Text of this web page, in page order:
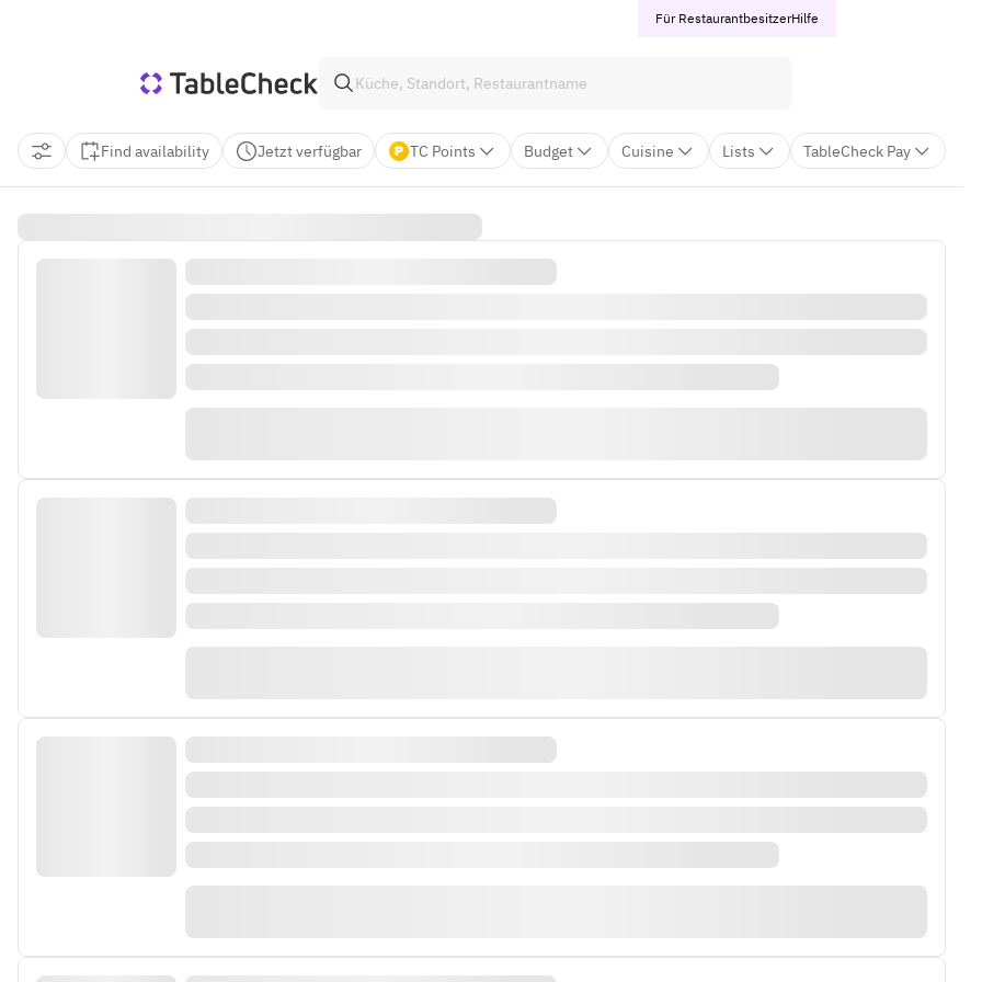
Für RestaurantbesitzerHilfe
Find availability Jetzt verfügbar TC Points Budget Cuisine Lists TableCheck Pay